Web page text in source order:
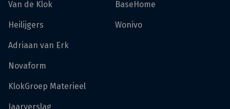
Van de Klok
Heilijgers
Adriaan van Erk
Novaform
KlokGroep Materieel
Jaarverslag
BaseHome
Wonivo